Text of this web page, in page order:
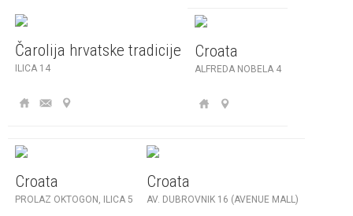
Čarolija hrvatske tradicije
ILICA 14
Croata
ALFREDA NOBELA 4
Croata
PROLAZ OKTOGON, ILICA 5
Croata
AV. DUBROVNIK 16 (AVENUE MALL)